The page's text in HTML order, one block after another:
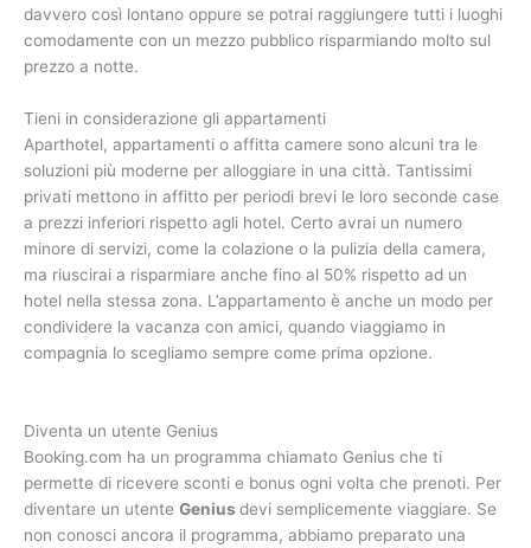
davvero così lontano oppure se potrai raggiungere tutti i luoghi
comodamente con un mezzo pubblico risparmiando molto sul
prezzo a notte.
Tieni in considerazione gli appartamenti
Aparthotel, appartamenti o affitta camere sono alcuni tra le
soluzioni più moderne per alloggiare in una città. Tantissimi
privati mettono in affitto per periodi brevi le loro seconde case
a prezzi inferiori rispetto agli hotel. Certo avrai un numero
minore di servizi, come la colazione o la pulizia della camera,
ma riuscirai a risparmiare anche fino al 50% rispetto ad un
hotel nella stessa zona. L’appartamento è anche un modo per
condividere la vacanza con amici, quando viaggiamo in
compagnia lo scegliamo sempre come prima opzione.
Diventa un utente Genius
Booking.com ha un programma chiamato Genius che ti
permette di ricevere sconti e bonus ogni volta che prenoti. Per
diventare un utente Genius devi semplicemente viaggiare. Se
non conosci ancora il programma, abbiamo preparato una